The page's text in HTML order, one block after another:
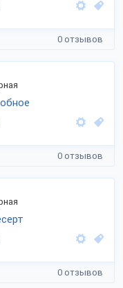
0 отзывов
0 отзывов
0 отзывов